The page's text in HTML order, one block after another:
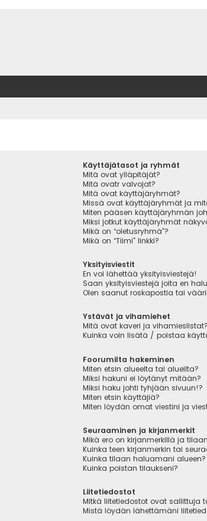
Käyttäjätasot ja ryhmät
Mitä ovat ylläpitäjät?
Mitä ovatr valvojat?
Mitä ovat käyttäjäryhmät?
Missä ovat käyttäjäryhmät ja
Miten pääsen käyttäjäryhmän
Miksi jotkut käyttäjäryhmät
Mikä on “oletusryhmä”?
Mikä on “Tiimi” linkki?
Yksityisviestit
En voi lähettää yksityisviestejä!
Saan yksityisviestejä joita en
Olen saanut roskapostia tai
Ystävät ja vihamiehet
Mitä ovat kaveri ja vihamieslistat?
Kuinka voin lisätä / poistaa
Foorumilta hakeminen
Miten etsin alueelta tai alueilta?
Miksi hakuni ei löytänyt mitään?
Miksi haku johti tyhjään sivuun!?
Miten etsin käyttäjiä?
Miten löydän omat viestini ja
Seuraaminen ja kirjanmerkit
Mikä ero on kirjanmerkillä ja
Kuinka teen kirjanmerkin tai
Kuinka tilaan haluamani alueen?
Kuinka poistan tilaukseni?
Liitetiedostot
Mitkä liitetiedostot ovat sallittuja
Mistä löydän lähettämäni